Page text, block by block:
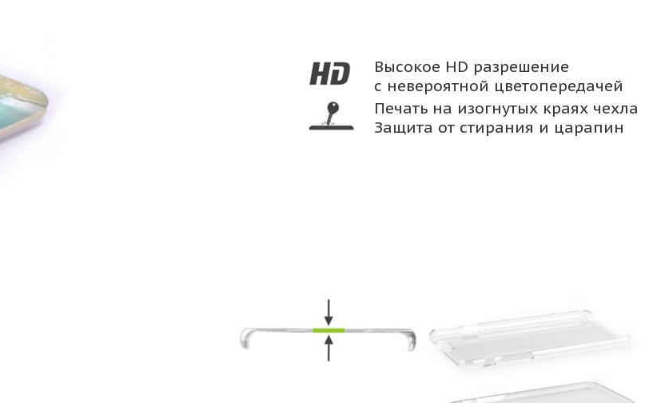
Высокое HD разрешение
с невероятной цветопередачей
Печать на изогнутых краях чехла
Защита от стирания и царапин